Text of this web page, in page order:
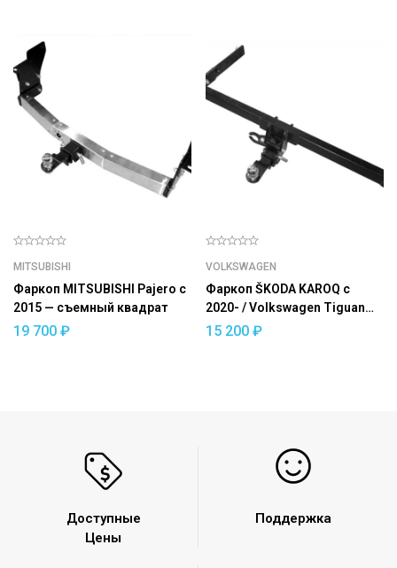
MITSUBISHI
Фаркоп MITSUBISHI Pajero с
2015 — съемный квадрат
19 700 ₽
VOLKSWAGEN
Фаркоп ŠKODA KAROQ с
2020- / Volkswagen Tiguan
2017- / ŠKODA Kodiaq 2017-
15 200 ₽
Доступные
Цены
Поддержка